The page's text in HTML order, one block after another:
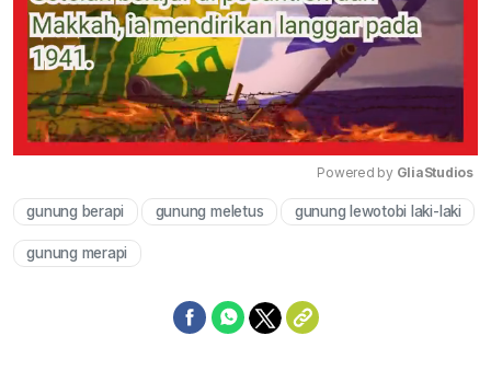
Mute
Powered by GliaStudios
gunung berapi gunung meletus gunung lewotobi laki-laki
gunung merapi